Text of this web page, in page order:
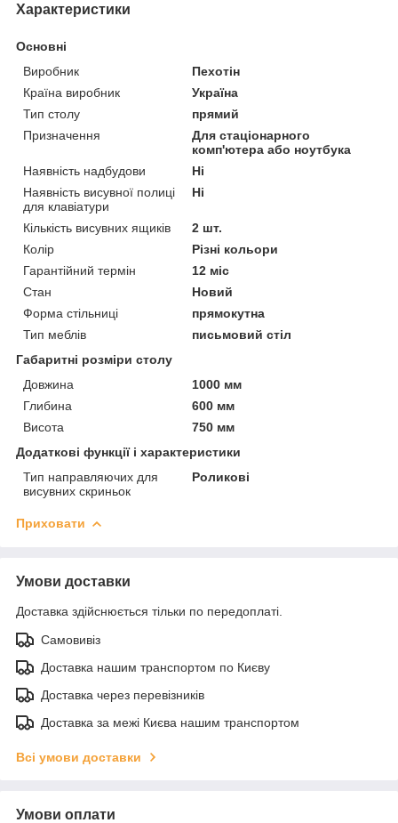
Характеристики
Основні
Виробник
Пехотін
Країна виробник
Україна
Тип столу
прямий
Призначення
Для стаціонарного
комп'ютера або ноутбука
Наявність надбудови
Ні
Наявність висувної полиці
для клавіатури
Ні
Кількість висувних ящиків
2 шт.
Колір
Різні кольори
Гарантійний термін
12 міс
Стан
Новий
Форма стільниці
прямокутна
Тип меблів
письмовий стіл
Габаритні розміри столу
Довжина
1000 мм
Глибина
600 мм
Висота
750 мм
Додаткові функції і характеристики
Тип направляючих для
висувних скриньок
Роликові
Приховати
Умови доставки
Доставка здійснюється тільки по передоплаті.
Самовивіз
Доставка нашим транспортом по Києву
Доставка через перевізників
Доставка за межі Києва нашим транспортом
Всі умови доставки
Умови оплати